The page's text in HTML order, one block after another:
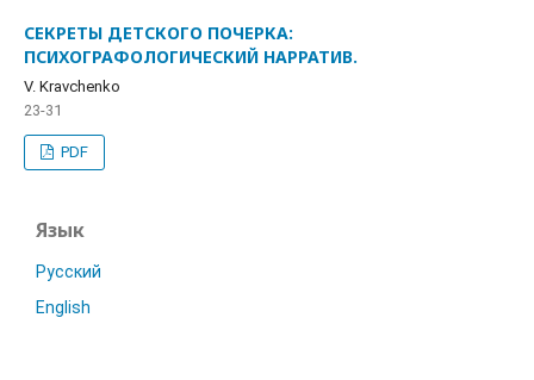
СЕКРЕТЫ ДЕТСКОГО ПОЧЕРКА:
ПСИХОГРАФОЛОГИЧЕСКИЙ НАРРАТИВ.
V. Kravchenko
23-31
PDF
Язык
Русский
English